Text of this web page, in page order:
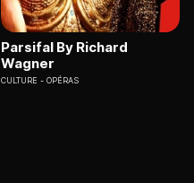
Parsifal By Richard
Wagner
CULTURE OPÉRAS